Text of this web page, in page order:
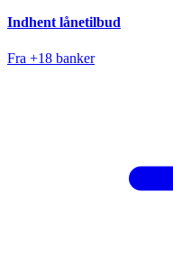
Indhent lånetilbud
Fra +18 banker